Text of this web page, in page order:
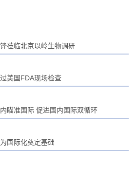
莅临北京以岭生物调研
美国FDA现场检查
瞄准国际 促进国内国际双循环
国际化奠定基础